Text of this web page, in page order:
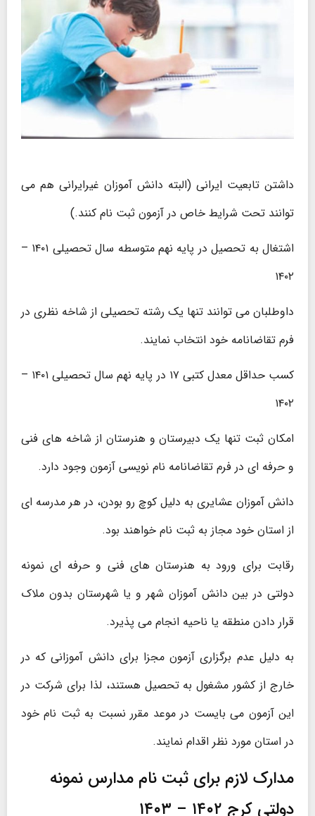
داشتن تابعیت ایرانی (البته دانش آموزان غیرایرانی هم می
توانند تحت شرایط خاص در آزمون ثبت نام کنند.)
اشتغال به تحصیل در پایه نهم متوسطه سال تحصیلی ۱۴۰۱ –
۱۴۰۲
داوطلبان می توانند تنها یک رشته تحصیلی از شاخه نظری در
فرم تقاضانامه خود انتخاب نمایند.
کسب حداقل معدل کتبی ۱۷ در پایه نهم سال تحصیلی ۱۴۰۱ –
۱۴۰۲
امکان ثبت تنها یک دبیرستان و هنرستان از شاخه های فنی
و حرفه ای در فرم تقاضانامه نام نویسی آزمون وجود دارد.
دانش آموزان عشایری به دلیل کوچ رو بودن، در هر مدرسه ای
از استان خود مجاز به ثبت نام خواهند بود.
رقابت برای ورود به هنرستان های فنی و حرفه ای نمونه
دولتی در بین دانش آموزان شهر و یا شهرستان بدون ملاک
قرار دادن منطقه یا ناحیه انجام می پذیرد.
به دلیل عدم برگزاری آزمون مجزا برای دانش آموزانی که در
خارج از کشور مشغول به تحصیل هستند، لذا برای شرکت در
این آزمون می بایست در موعد مقرر نسبت به ثبت نام خود
در استان مورد نظر اقدام نمایند.
مدارک لازم برای ثبت نام مدارس نمونه
دولتی کرج ۱۴۰۲ – ۱۴۰۳